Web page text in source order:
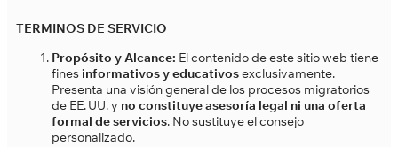
TERMINOS DE SERVICIO
Propósito y Alcance: El contenido de este sitio web tiene
fines informativos y educativosexclusivamente.
Presenta una visión general de los procesos migratorios
de EE.UU. y no constituye asesoría legal ni una oferta
formal de servicios. No sustituye el consejo
personalizado.